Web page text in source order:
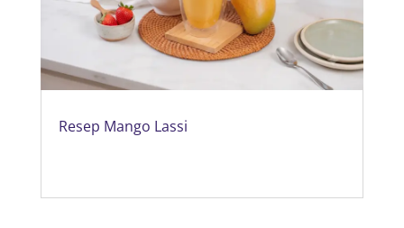
Resep Mango Lassi